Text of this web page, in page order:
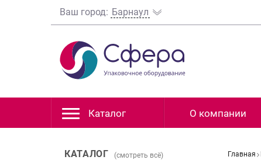
Ваш город: Барнаул
Каталог О компании
Главная
КАТАЛОГ (смотреть всё)